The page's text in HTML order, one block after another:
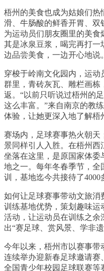
梧州的美食也成为姑娘们热
滑、牛肠酸的鲜香开胃、
为运动员们朋友圈里的美食
其是冰泉豆浆，喝完再打一
边品尝美食，一边开心地说。
穿梭于岭南文化园内，运
群里，青砖灰瓦、雕栏画栋
返。“以前只听说过梧州的
这么丰富。”来自南京的教
体验，让她更深入地了解梧
赛场内，足球赛事热火朝天
景同样引人入胜。在梧州
坐落在这里，是原国家体委
地之一。每年冬春季节，
训，基地迄今共接待了4000
如何让足球赛事带动文旅
训练基地优势，策划趣味
活动，让运动员在训练之余
出“赛足球、赏风景、学非
今年以来，梧州市以赛事带
连续举办迎新春足球邀请赛
全国青少年校园足球联赛等